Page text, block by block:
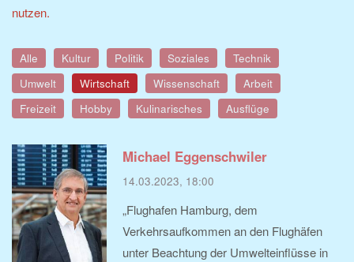
nutzen.
Alle Kultur Politik Soziales
Technik
Umwelt
Wirtschaft Wissenschaft
Arbeit
Freizeit
Hobby Kulinarisches Ausflüge
Michael Eggenschwiler
14.03.2023, 18:00
„Flughafen Hamburg, dem
Verkehrsaufkommen an den Flughäfen
unter Beachtung der Umwelteinflüsse in